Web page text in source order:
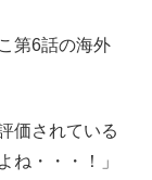
第6話の海外
価されている
ね・・・！」